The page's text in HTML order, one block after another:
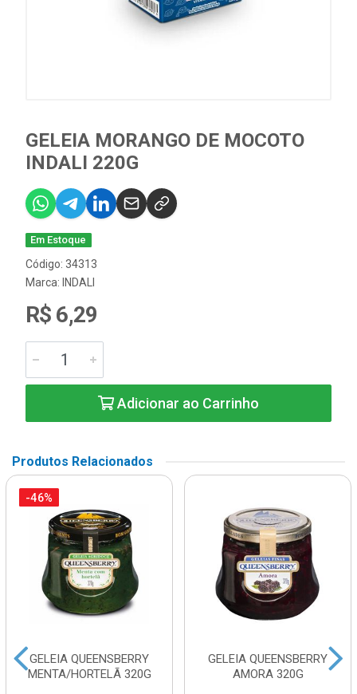
GELEIA MORANGO DE MOCOTO
INDALI 220G
Em Estoque
Código: 34313
Marca: INDALI
R$ 6,29
Adicionar ao Carrinho
Produtos Relacionados
-46%
GELEIA QUEENSBERRY
MENTA/HORTELÃ 320G
GELEIA QUEENSBERRY
AMORA 320G